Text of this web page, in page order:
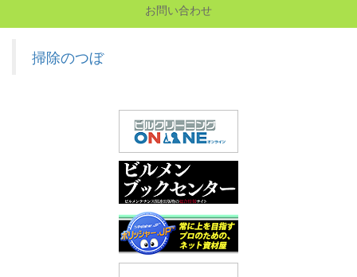
お問い合わせ
掃除のつぼ